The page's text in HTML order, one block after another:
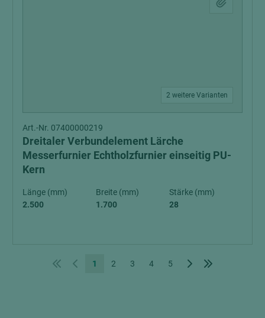
2 weitere Varianten
Art.-Nr. 07400000219
Dreitaler Verbundelement Lärche
Messerfurnier Echtholzfurnier einseitig PU-
Kern
Länge (mm)
2.500
Breite (mm)
1.700
Stärke (mm)
28
1 2 3 4 5